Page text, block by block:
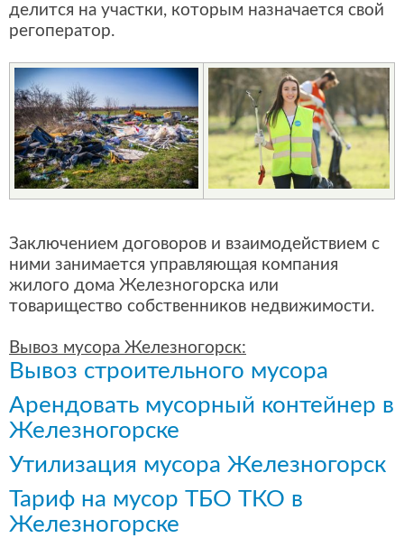
делится на участки, которым назначается свой
регоператор.
Заключением договоров и взаимодействием с
ними занимается управляющая компания
жилого дома Железногорска или
товарищество собственников недвижимости.
Вывоз мусора Железногорск:
Вывоз строительного мусора
Арендовать мусорный контейнер в
Железногорске
Утилизация мусора Железногорск
Тариф на мусор ТБО ТКО в
Железногорске